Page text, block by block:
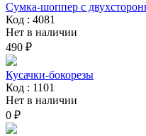
Сумка-шоппер с
Код : 4081
Нет в наличии
490 ₽
Кусачки-бокорезы
Код : 1101
Нет в наличии
0 ₽